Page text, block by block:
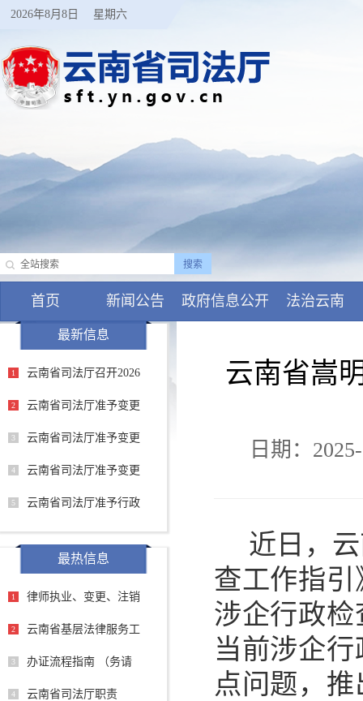
2026年8月8日 星期六
首页 新闻公告 政府信息公开 法治云南
最新信息
1 云南省司法厅召开2026
2 云南省司法厅准予变更
3 云南省司法厅准予变更
4 云南省司法厅准予变更
5 云南省司法厅准予行政
最热信息
1 律师执业、变更、注销
2 云南省基层法律服务工
3 办证流程指南 （务请
4 云南省司法厅职责
云南省嵩
日期：
近日，
查工作指
涉企行政
当前涉企
点问题，